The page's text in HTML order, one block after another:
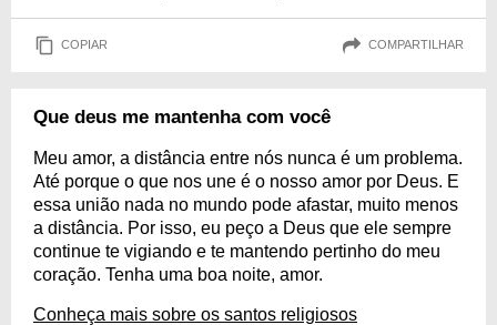
COPIAR COMPARTILHAR
Que deus me mantenha com você
Meu amor, a distância entre nós nunca é um problema.
Até porque o que nos une é o nosso amor por Deus. E
essa união nada no mundo pode afastar, muito menos
a distância. Por isso, eu peço a Deus que ele sempre
continue te vigiando e te mantendo pertinho do meu
coração. Tenha uma boa noite, amor.
Conheça mais sobre os santos religiosos